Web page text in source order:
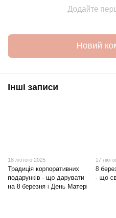
Додайте
Новий
Інші записи
18 лютого 2025
Традиція корпоративних
подарунків - що дарувати
на 8 березня і День Матері
17
8
- що